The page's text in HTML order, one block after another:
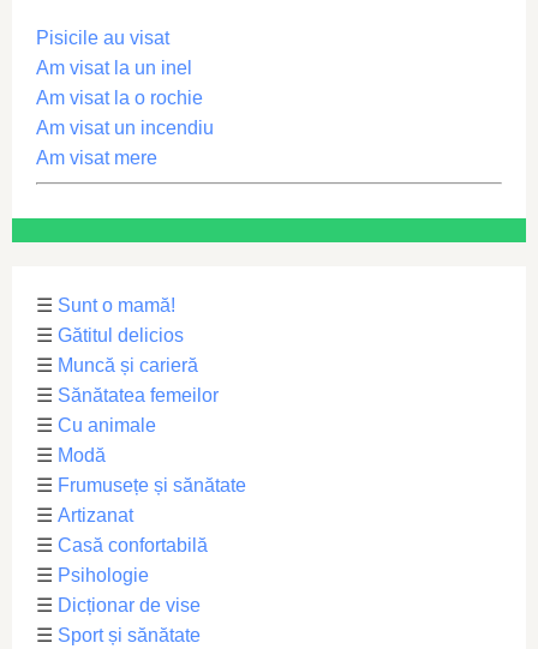
Pisicile au visat
Am visat la un inel
Am visat la o rochie
Am visat un incendiu
Am visat mere
☰ Sunt o mamă!
☰ Gătitul delicios
☰ Muncă și carieră
☰ Sănătatea femeilor
☰ Cu animale
☰ Modă
☰ Frumusețe și sănătate
☰ Artizanat
☰ Casă confortabilă
☰ Psihologie
☰ Dicționar de vise
☰ Sport și sănătate